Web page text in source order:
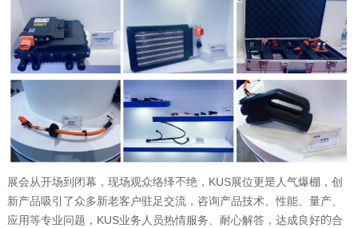
展会从开场到闭幕，现场观众络绎不绝， KUS展位更是人气爆棚，创
新产品吸引了众多新老客户驻足交流，咨询产品技术、性能、量产、
应用等专业问题， KUS业务人员热情服务、耐心解答，达成良好的合